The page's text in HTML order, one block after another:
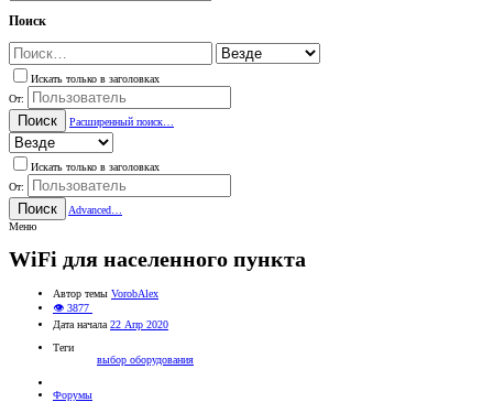
Поиск
Искать только в заголовках
От:
Поиск Расширенный поиск…
Искать только в заголовках
От:
Поиск
Advanced…
Меню
WiFi для населенного пункта
Автор темы VorobAlex
👁 3877
Дата начала 22 Апр 2020
Теги
выбор оборудования
Форумы